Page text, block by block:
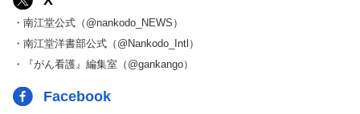
・南江堂公式（@nankodo_NEWS）
・南江堂洋書部公式（@Nankodo_Intl）
・『がん看護』編集室（@gankango）
Facebook